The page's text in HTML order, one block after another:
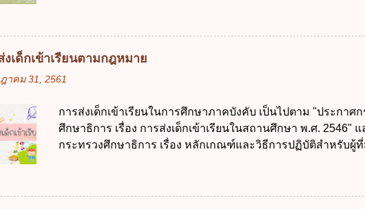
(องค์การมหาชน) ข้อ 2 การบริหารงานภาครัฐและการจัดทำบริ
ระบบดิจิทัล ต้องมีวัตถุประสงค์ดังต่อไปนี้ ยกเว้น ข้อใด ก. ให้มีกา
อย่างคุ้มค่าและเต็มศักยภาพ ข. พัฒนาโครงสร้างพื้นฐานด้านดิจิทั
ตามมาตรฐานสากล ค. พัฒนาการเชื่อมโยงเครือข่ายดิจิทัล ง. เพิ่
การใช้จ่ายงบประมาณให้เกิดความคุ้มค่าและเป็นไปตามเป้าหมา
เป็นศูนย์แลกเปลี่ยนข้อมูลกลาง ค. กำหนดสิทธิ หน้าที่ และความรั
บริหารจัดการข้อมูลของหน่วยงานของรัฐ ง. กำหนดกรอบและทิศ
ภาครัฐและการจัดทำบริการสาธารณะในรูปแบบดิจิทัล ข้อ 4 กร
งเด็กเข้าเรียนตามกฎหมาย
าคม 31, 2561
การส่งเด็กเข้าเรียนในการศึกษาภาคบังคับ เป็นไปตาม "ประกาศก
ศึกษาธิการ เรื่อง การส่งเด็กเข้าเรียนในสถานศึกษา พ.ศ. 2546"
กระทรวงศึกษาธิการ เรื่อง หลักเกณฑ์และวิธีการปฏิบัติสำหรับผู้
การศึกษาภาคบังคับ พ.ศ. 2545 ซึ่งเป็นกฎหมายที่มีโทษทางอา
ดังนี้ 1. คำว่า "เด็ก" หมายถึง เด็กซึ่งมีอายุย่างเข้าปีที่ 7 จนถึงอายุย่